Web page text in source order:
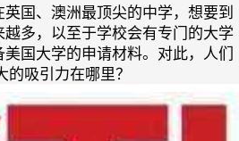
国、澳洲最顶尖的中学，想要到
多，以至于学校会有专门的大学
国大学的申请材料。对此，人们
吸引力在哪里？